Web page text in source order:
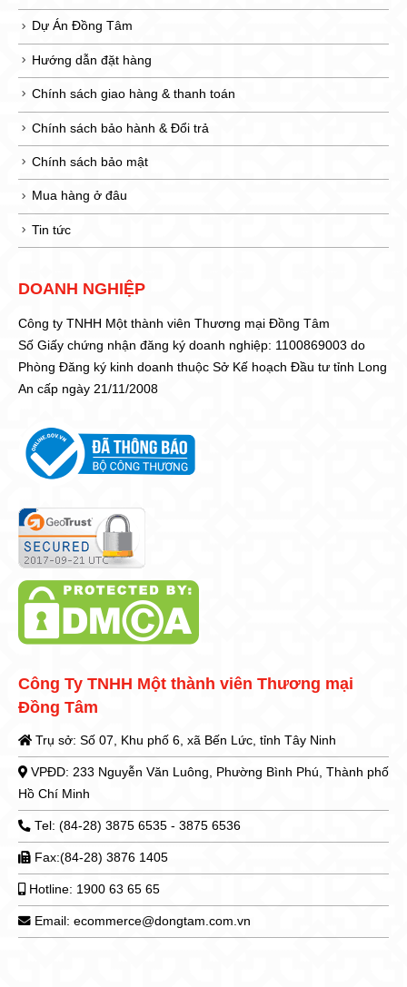
Dự Án Đồng Tâm
Hướng dẫn đặt hàng
Chính sách giao hàng & thanh toán
Chính sách bảo hành & Đổi trả
Chính sách bảo mật
Mua hàng ở đâu
Tin tức
DOANH NGHIỆP
Công ty TNHH Một thành viên Thương mại Đồng Tâm
Số Giấy chứng nhận đăng ký doanh nghiệp: 1100869003 do
Phòng Đăng ký kinh doanh thuộc Sở Kế hoạch Đầu tư tỉnh Long
An cấp ngày 21/11/2008
Công Ty TNHH Một thành viên Thương mại
Đồng Tâm
Trụ sở: Số 07, Khu phố 6, xã Bến Lức, tỉnh Tây Ninh
VPĐD: 233 Nguyễn Văn Luông, Phường Bình Phú, Thành phố
Hồ Chí Minh
Tel: (84-28) 3875 6535 - 3875 6536
Fax:(84-28) 3876 1405
Hotline: 1900 63 65 65
Email: ecommerce@dongtam.com.vn